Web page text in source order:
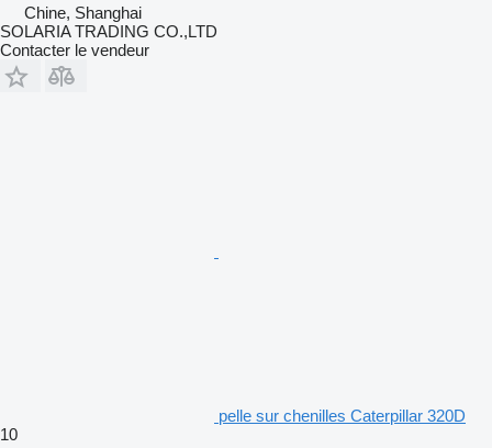
Chine, Shanghai
SOLARIA TRADING CO.,LTD
Contacter le vendeur
pelle sur chenilles Caterpillar 320D
10